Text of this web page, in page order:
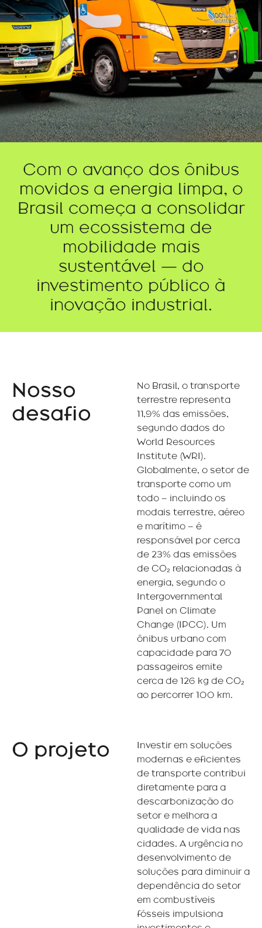
Com o avanço dos ônibus
movidos a energia limpa, o
Brasil começa a consolidar
um ecossistema de
mobilidade mais
sustentável — do
investimento público à
inovação industrial.
Nosso
desafio
No Brasil, o transporte
terrestre representa
11,9% das emissões,
segundo dados do
World Resources
Institute (WRI).
Globalmente, o setor de
transporte como um
todo – incluindo os
modais terrestre, aéreo
e marítimo – é
responsável por cerca
de 23% das emissões
de CO₂ relacionadas à
energia, segundo o
Intergovernmental
Panel on Climate
Change (IPCC). Um
ônibus urbano com
capacidade para 70
passageiros emite
cerca de 126 kg de CO₂
ao percorrer 100 km.
O projeto
Investir em soluções
modernas e eficientes
de transporte contribui
diretamente para a
descarbonização do
setor e melhora a
qualidade de vida nas
cidades. A urgência no
desenvolvimento de
soluções para diminuir a
dependência do setor
em combustíveis
fósseis impulsiona